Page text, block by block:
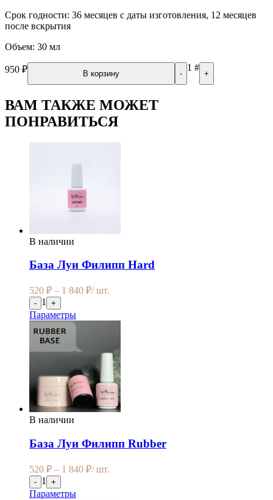
Срок годности: 36 месяцев с даты изготовления, 12 месяцев
после вскрытия
Объем: 30 мл
-
1 #
+
950 ₽ В корзину
ВАМ ТАКЖЕ МОЖЕТ
ПОНРАВИТЬСЯ
В наличии
База Луи Филипп Hard
520 ₽ – 1 840 ₽/ шт.
- 1 +
Параметры
В наличии
База Луи Филипп Rubber
520 ₽ – 1 840 ₽/ шт.
- 1 +
Параметры